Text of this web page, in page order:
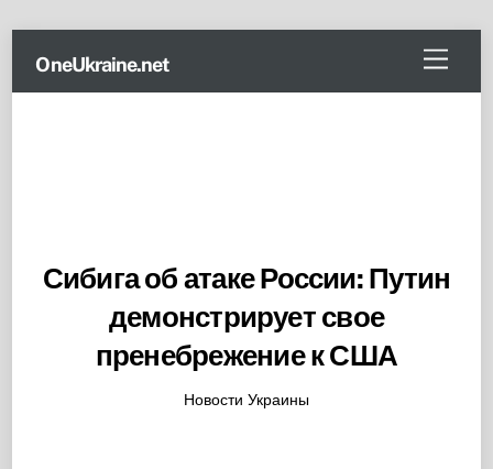
content
Menu
OneUkraine.net
Сибига об атаке России: Путин
демонстрирует свое
пренебрежение к США
Новости Украины